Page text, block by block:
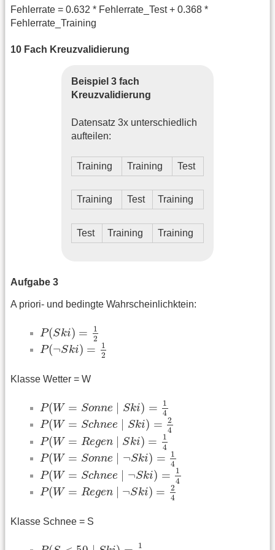
Fehlerrate = 0.632 * Fehlerrate_Test + 0.368 *
Fehlerrate_Training
10 Fach Kreuzvalidierung
Beispiel 3 fach
Kreuzvalidierung
Datensatz 3x unterschiedlich
aufteilen:
Training Training Test
Training Test Training
Test Training Training
Aufgabe 3
A priori- und bedingte Wahrscheinlichktein:
P(Ski) =
1
2
P (Sk )=
P(¬Ski) =
1
2
P(¬ Ski )= 2
Klasse Wetter = W
P(W = Sonne ∣ Ski) =
1
4
(W S 1
P(W = Schnee Ski) = 2
4
P(W= h n S i)=2
P(W = Regen Ski) =
1
4
P(W= eg S ki)= 1 4
P(W = Sonne ¬Ski) =
1
4
P(W= n ne S )=1
P(W = Schnee ¬Ski) =
1
4
P(W= h n ¬ i)=1
P(W = Regen ¬Ski) =
2
4
P(W= eg ¬ S i)= 2 4
Klasse Schnee = S
1
P (S< 50∣S i)= 1